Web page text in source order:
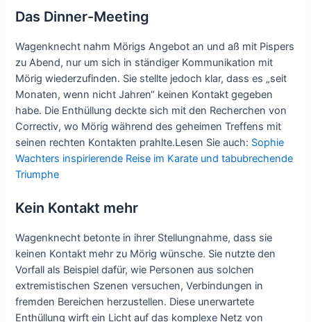
Das Dinner-Meeting
Wagenknecht nahm Mörigs Angebot an und aß mit Pispers
zu Abend, nur um sich in ständiger Kommunikation mit
Mörig wiederzufinden. Sie stellte jedoch klar, dass es „seit
Monaten, wenn nicht Jahren“ keinen Kontakt gegeben
habe. Die Enthüllung deckte sich mit den Recherchen von
Correctiv, wo Mörig während des geheimen Treffens mit
seinen rechten Kontakten prahlte.Lesen Sie auch: Sophie
Wachters inspirierende Reise im Karate und tabubrechende
Triumphe
Kein Kontakt mehr
Wagenknecht betonte in ihrer Stellungnahme, dass sie
keinen Kontakt mehr zu Mörig wünsche. Sie nutzte den
Vorfall als Beispiel dafür, wie Personen aus solchen
extremistischen Szenen versuchen, Verbindungen in
fremden Bereichen herzustellen. Diese unerwartete
Enthüllung wirft ein Licht auf das komplexe Netz von